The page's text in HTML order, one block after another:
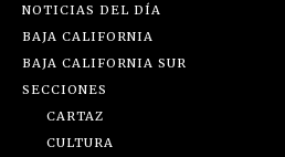
NOTICIAS DEL DÍA
BAJA CALIFORNIA
BAJA CALIFORNIA SUR
SECCIONES
CARTAZ
CULTURA